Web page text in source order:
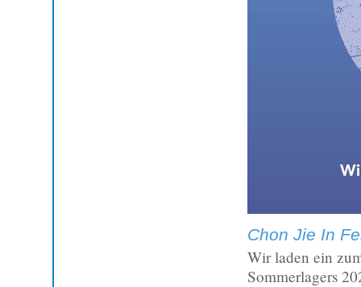
Chon Jie In
Wir laden ein
Sommerlagers